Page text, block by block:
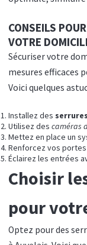
CONSEILS
VOTRE
Sécuriser votre
mesures efficaces
Voici quelques
Installez des
Utilisez des caméras
Mettez en place un
Renforcez vos
Éclairez les entrées
Choisir
pour
Optez pour des